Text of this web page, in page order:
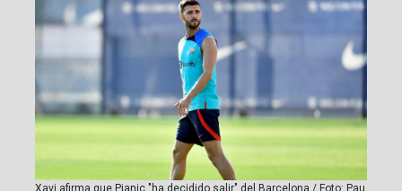
Xavi afirma que Pjanic "ha decidido salir" del Barcelona / Foto: Pau